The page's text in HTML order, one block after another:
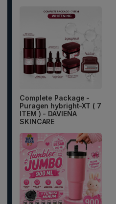
Complete Package -
Puragen hybright-XT ( 7
ITEM ) - DAVIENA
SKINCARE